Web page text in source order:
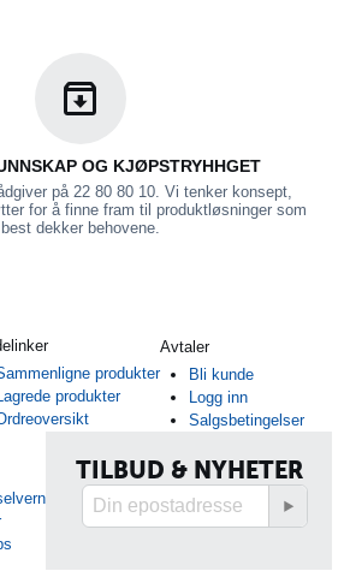
OG KJØPSTRYHHGET
på 22 80 80 10. Vi tenker konsept,
for å finne fram til produktløsninger som
best dekker behovene.
produkter
produkter
Avtaler
Bli kunde
Logg inn
Salgsbetingelser
TILBUD & NYHETER